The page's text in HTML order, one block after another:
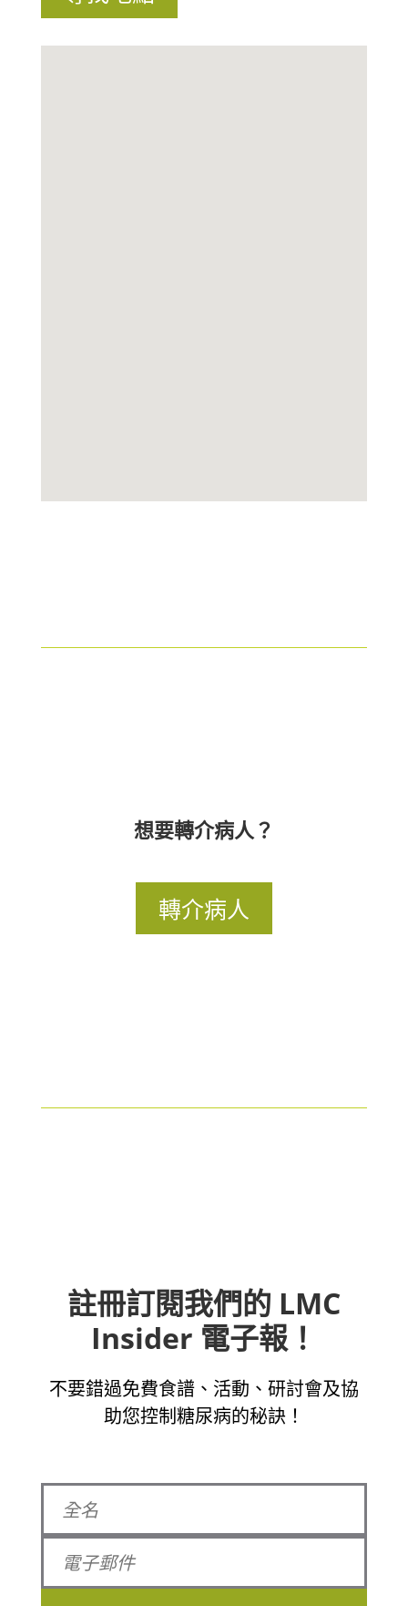
想要轉介病人？
轉介病人
註冊訂閱我們的 LMC
Insider 電子報！
不要錯過免費食譜、活動、研討會及協
助您控制糖尿病的秘訣！